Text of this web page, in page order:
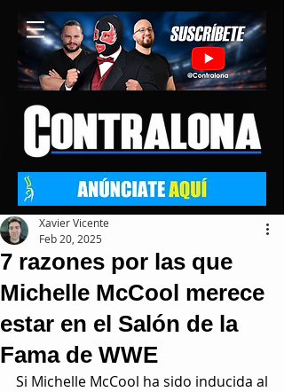
7 razones por las que
Michelle McCool merece
estar en el Salón de la
Fama de WWE
Xavier Vicente
Feb 20, 2025